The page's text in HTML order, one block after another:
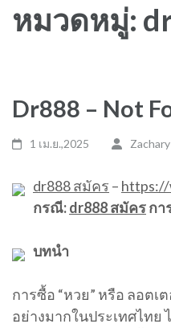
หมวดหมู่:
Dr888 – Not
1 เม.ย.,2025
dr888 สมัคร – https://
กรณี:dr888 สมัครกา
บทนำ
การซื้อ “หวย” หรือ ลอต
อย่างมากในประเทศไทย